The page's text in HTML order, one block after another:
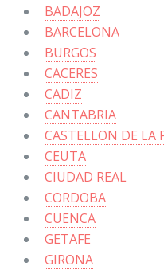
BADAJOZ
BARCELONA
BURGOS
CACERES
CADIZ
CANTABRIA
CASTELLON DE LA
CEUTA
CIUDAD REAL
CORDOBA
CUENCA
GETAFE
GIRONA